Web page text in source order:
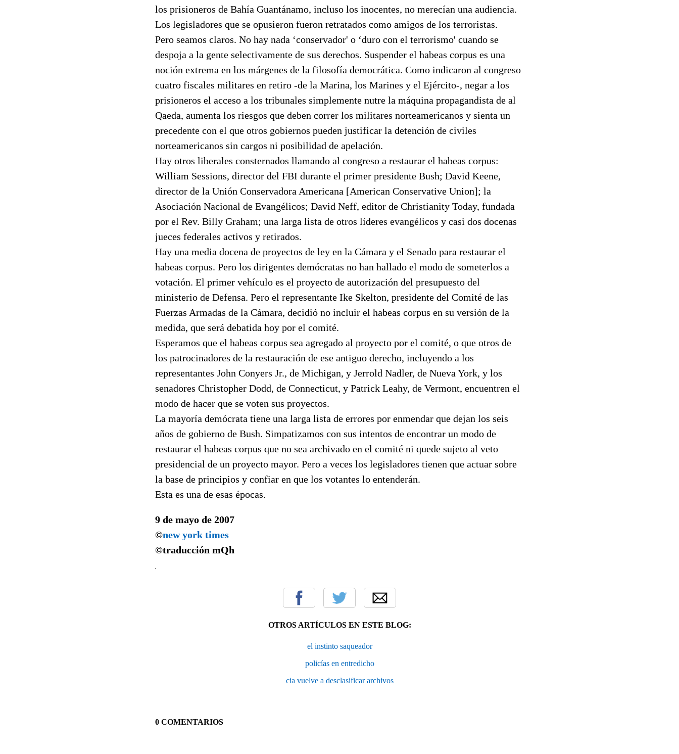
los prisioneros de Bahía Guantánamo, incluso los inocentes, no merecían una audiencia.
Los legisladores que se opusieron fueron retratados como amigos de los terroristas.
Pero seamos claros. No hay nada ‘conservador' o ‘duro con el terrorismo' cuando se
despoja a la gente selectivamente de sus derechos. Suspender el habeas corpus es una
noción extrema en los márgenes de la filosofía democrática. Como indicaron al congreso
cuatro fiscales militares en retiro -de la Marina, los Marines y el Ejército-, negar a los
prisioneros el acceso a los tribunales simplemente nutre la máquina propagandista de al
Qaeda, aumenta los riesgos que deben correr los militares norteamericanos y sienta un
precedente con el que otros gobiernos pueden justificar la detención de civiles
norteamericanos sin cargos ni posibilidad de apelación.
Hay otros liberales consternados llamando al congreso a restaurar el habeas corpus:
William Sessions, director del FBI durante el primer presidente Bush; David Keene,
director de la Unión Conservadora Americana [American Conservative Union]; la
Asociación Nacional de Evangélicos; David Neff, editor de Christianity Today, fundada
por el Rev. Billy Graham; una larga lista de otros líderes evangélicos y casi dos docenas
jueces federales activos y retirados.
Hay una media docena de proyectos de ley en la Cámara y el Senado para restaurar el
habeas corpus. Pero los dirigentes demócratas no han hallado el modo de someterlos a
votación. El primer vehículo es el proyecto de autorización del presupuesto del
ministerio de Defensa. Pero el representante Ike Skelton, presidente del Comité de las
Fuerzas Armadas de la Cámara, decidió no incluir el habeas corpus en su versión de la
medida, que será debatida hoy por el comité.
Esperamos que el habeas corpus sea agregado al proyecto por el comité, o que otros de
los patrocinadores de la restauración de ese antiguo derecho, incluyendo a los
representantes John Conyers Jr., de Michigan, y Jerrold Nadler, de Nueva York, y los
senadores Christopher Dodd, de Connecticut, y Patrick Leahy, de Vermont, encuentren el
modo de hacer que se voten sus proyectos.
La mayoría demócrata tiene una larga lista de errores por enmendar que dejan los seis
años de gobierno de Bush. Simpatizamos con sus intentos de encontrar un modo de
restaurar el habeas corpus que no sea archivado en el comité ni quede sujeto al veto
presidencial de un proyecto mayor. Pero a veces los legisladores tienen que actuar sobre
la base de principios y confiar en que los votantes lo entenderán.
Esta es una de esas épocas.
9 de mayo de 2007
©new york times
©traducción mQh
OTROS ARTÍCULOS EN ESTE BLOG:
el instinto saqueador
policías en entredicho
cia vuelve a desclasificar archivos
0 COMENTARIOS